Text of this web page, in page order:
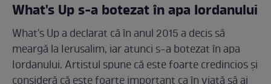
What's Up s-a botezat în apa Iordanului
What's Up a declarat că în anul 2015 a decis să
meargă la Ierusalim, iar atunci s-a botezat în apa
Iordanului. Artistul spune că este foarte credincios și